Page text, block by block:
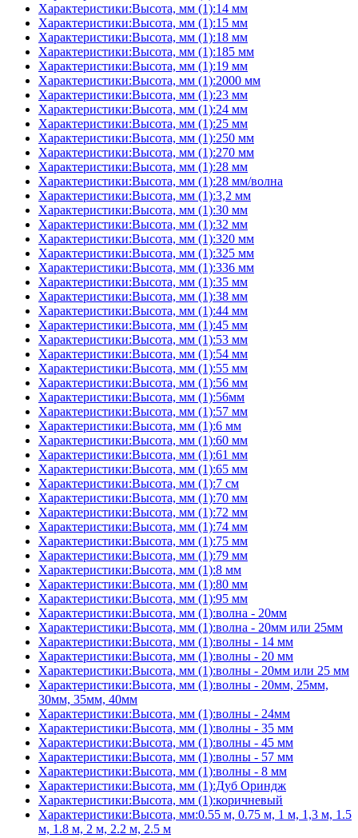
Характеристики:Высота, мм (1):14 мм
Характеристики:Высота, мм (1):15 мм
Характеристики:Высота, мм (1):18 мм
Характеристики:Высота, мм (1):185 мм
Характеристики:Высота, мм (1):19 мм
Характеристики:Высота, мм (1):2000 мм
Характеристики:Высота, мм (1):23 мм
Характеристики:Высота, мм (1):24 мм
Характеристики:Высота, мм (1):25 мм
Характеристики:Высота, мм (1):250 мм
Характеристики:Высота, мм (1):270 мм
Характеристики:Высота, мм (1):28 мм
Характеристики:Высота, мм (1):28 мм/волна
Характеристики:Высота, мм (1):3,2 мм
Характеристики:Высота, мм (1):30 мм
Характеристики:Высота, мм (1):32 мм
Характеристики:Высота, мм (1):320 мм
Характеристики:Высота, мм (1):325 мм
Характеристики:Высота, мм (1):336 мм
Характеристики:Высота, мм (1):35 мм
Характеристики:Высота, мм (1):38 мм
Характеристики:Высота, мм (1):44 мм
Характеристики:Высота, мм (1):45 мм
Характеристики:Высота, мм (1):53 мм
Характеристики:Высота, мм (1):54 мм
Характеристики:Высота, мм (1):55 мм
Характеристики:Высота, мм (1):56 мм
Характеристики:Высота, мм (1):56мм
Характеристики:Высота, мм (1):57 мм
Характеристики:Высота, мм (1):6 мм
Характеристики:Высота, мм (1):60 мм
Характеристики:Высота, мм (1):61 мм
Характеристики:Высота, мм (1):65 мм
Характеристики:Высота, мм (1):7 см
Характеристики:Высота, мм (1):70 мм
Характеристики:Высота, мм (1):72 мм
Характеристики:Высота, мм (1):74 мм
Характеристики:Высота, мм (1):75 мм
Характеристики:Высота, мм (1):79 мм
Характеристики:Высота, мм (1):8 мм
Характеристики:Высота, мм (1):80 мм
Характеристики:Высота, мм (1):95 мм
Характеристики:Высота, мм (1):волна - 20мм
Характеристики:Высота, мм (1):волна - 20мм или 25мм
Характеристики:Высота, мм (1):волны - 14 мм
Характеристики:Высота, мм (1):волны - 20 мм
Характеристики:Высота, мм (1):волны - 20мм или 25 мм
Характеристики:Высота, мм (1):волны - 20мм, 25мм,
30мм, 35мм, 40мм
Характеристики:Высота, мм (1):волны - 24мм
Характеристики:Высота, мм (1):волны - 35 мм
Характеристики:Высота, мм (1):волны - 45 мм
Характеристики:Высота, мм (1):волны - 57 мм
Характеристики:Высота, мм (1):волны - 8 мм
Характеристики:Высота, мм (1):Дуб Ориндж
Характеристики:Высота, мм (1):коричневый
Характеристики:Высота, мм:0.55 м, 0.75 м, 1 м, 1,3 м, 1.5
м, 1.8 м, 2 м, 2.2 м, 2.5 м